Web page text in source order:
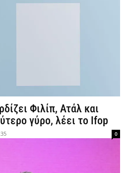
Φιλίπ, Ατάλ και
γύρο, λέει το Ifop
0